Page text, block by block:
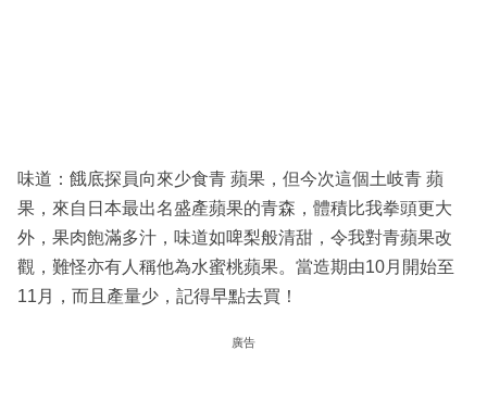
味道：餓底探員向來少食青 蘋果，但今次這個土岐青 蘋
果，來自日本最出名盛產蘋果的青森，體積比我拳頭更大
外，果肉飽滿多汁，味道如啤梨般清甜，令我對青蘋果改
觀，難怪亦有人稱他為水蜜桃蘋果。當造期由10月開始至
11月，而且產量少，記得早點去買！
廣告